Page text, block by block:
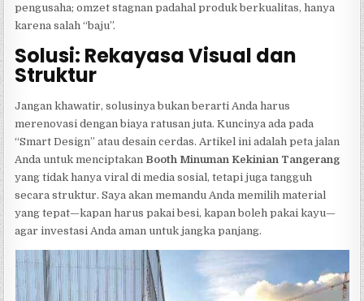
pengusaha; omzet stagnan padahal produk berkualitas, hanya
karena salah “baju”.
Solusi: Rekayasa Visual dan
Struktur
Jangan khawatir, solusinya bukan berarti Anda harus
merenovasi dengan biaya ratusan juta. Kuncinya ada pada
“Smart Design” atau desain cerdas. Artikel ini adalah peta jalan
Anda untuk menciptakan Booth Minuman Kekinian Tangerang
yang tidak hanya viral di media sosial, tetapi juga tangguh
secara struktur. Saya akan memandu Anda memilih material
yang tepat—kapan harus pakai besi, kapan boleh pakai kayu—
agar investasi Anda aman untuk jangka panjang.